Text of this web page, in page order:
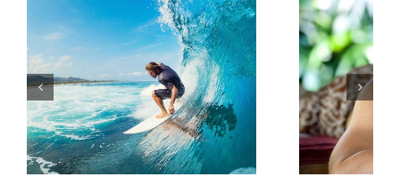
Donec pulvinar
molestie